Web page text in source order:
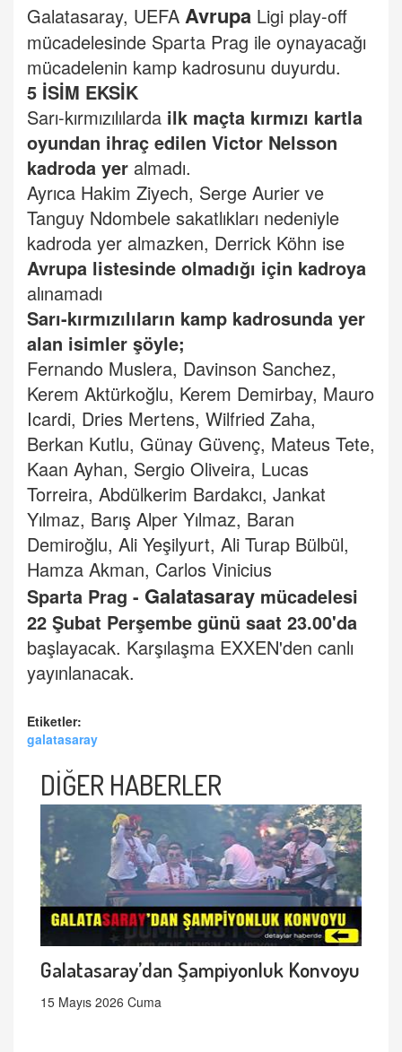
Galatasaray, UEFA Avrupa Ligi play-off
mücadelesinde Sparta Prag ile oynayacağı
mücadelenin kamp kadrosunu duyurdu.
5 İSİM EKSİK
Sarı-kırmızılılarda ilk maçta kırmızı kartla
oyundan ihraç edilen Victor Nelsson
kadroda yer almadı.
Ayrıca Hakim Ziyech, Serge Aurier ve
Tanguy Ndombele sakatlıkları nedeniyle
kadroda yer almazken, Derrick Köhn ise
Avrupa listesinde olmadığı için kadroya
alınamadı
Sarı-kırmızılıların kamp kadrosunda yer
alan isimler şöyle;
Fernando Muslera, Davinson Sanchez,
Kerem Aktürkoğlu, Kerem Demirbay, Mauro
Icardi, Dries Mertens, Wilfried Zaha,
Berkan Kutlu, Günay Güvenç, Mateus Tete,
Kaan Ayhan, Sergio Oliveira, Lucas
Torreira, Abdülkerim Bardakcı, Jankat
Yılmaz, Barış Alper Yılmaz, Baran
Demiroğlu, Ali Yeşilyurt, Ali Turap Bülbül,
Hamza Akman, Carlos Vinicius
Sparta Prag - Galatasaray mücadelesi
22 Şubat Perşembe günü saat 23.00'da
başlayacak. Karşılaşma EXXEN'den canlı
yayınlanacak.
Etiketler:
galatasaray
DİĞER HABERLER
Galatasaray’dan Şampiyonluk Konvoyu
15 Mayıs 2026 Cuma